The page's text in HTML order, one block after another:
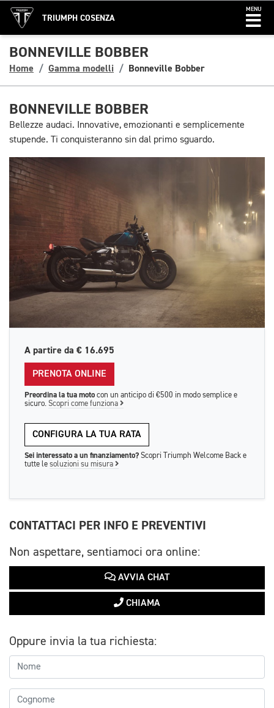
TRIUMPH COSENZA
MENU
BONNEVILLE BOBBER
Home Gamma modelli Bonneville Bobber
BONNEVILLE BOBBER
Bellezze audaci. Innovative, emozionanti e semplicemente
stupende. Ti conquisteranno sin dal primo sguardo.
A partire da € 16.695
PRENOTA ONLINE
Preordina la tua moto con un anticipo di €500 in modo semplice e
sicuro. Scopri come funziona
CONFIGURA LA TUA RATA
Sei interessato a un finanziamento? Scopri Triumph Welcome Back e
tutte le soluzioni su misura
CONTATTACI PER INFO E PREVENTIVI
Non aspettare, sentiamoci ora online:
AVVIA CHAT
CHIAMA
Oppure invia la tua richiesta: